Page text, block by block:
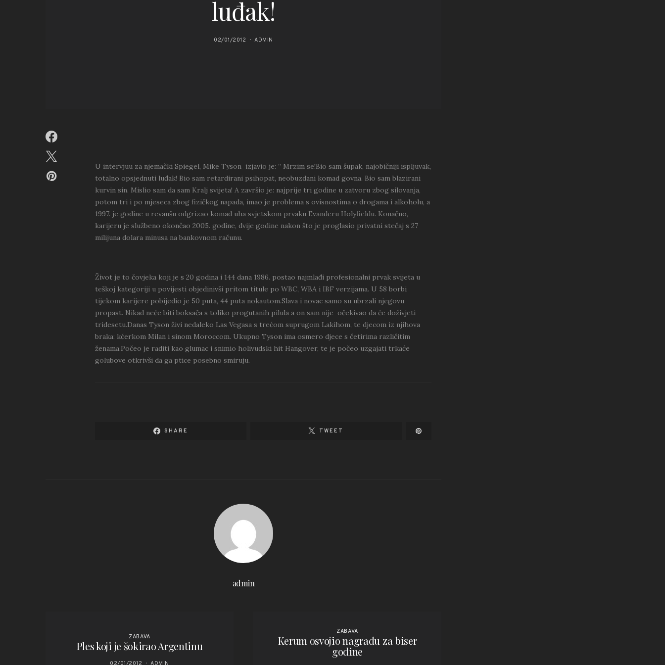
luđak!
02/01/2012 ADMIN
U intervjuu za njemački Spiegel, Mike Tyson izjavio je: ” Mrzim se!Bio sam šupak, najobičniji ispljuvak,
totalno opsjednuti luđak! Bio sam retardirani psihopat, neobuzdani komad govna. Bio sam blazirani
kurvin sin. Mislio sam da sam Kralj svijeta! A završio je: najprije tri godine u zatvoru zbog silovanja,
potom tri i po mjeseca zbog fizičkog napada, imao je problema s ovisnostima o drogama i alkoholu, a
1997. je godine u revanšu odgrizao komad uha svjetskom prvaku Evanderu Holyfieldu. Konačno,
karijeru je službeno okončao 2005. godine, dvije godine nakon što je proglasio privatni stečaj s 27
milijuna dolara minusa na bankovnom računu.
Život je to čovjeka koji je s 20 godina i 144 dana 1986. postao najmlađi profesionalni prvak svijeta u
teškoj kategoriji u povijesti objedinivši pritom titule po WBC, WBA i IBF verzijama. U 58 borbi
tijekom karijere pobijedio je 50 puta, 44 puta nokautom.Slava i novac samo su ubrzali njegovu
propast. Nikad neće biti boksača s toliko progutanih pilula a on sam nije očekivao da će doživjeti
tridesetu.Danas Tyson živi nedaleko Las Vegasa s trećom suprugom Lakihom, te djecom iz njihova
braka: kćerkom Milan i sinom Moroccom. Ukupno Tyson ima osmero djece s četirima različitim
ženama.Počeo je raditi kao glumac i snimio holivudski hit Hangover, te je počeo uzgajati trkaće
golubove otkrivši da ga ptice posebno smiruju.
SHARE TWEET
admin
ZABAVA
Ples koji je šokirao Argentinu
02/01/2012 ADMIN
ZABAVA
Kerum osvojio nagradu za biser
godine